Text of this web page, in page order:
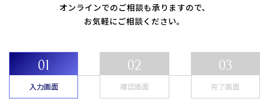
コーポレートサイトTOPへ
MyKomon
オンラインでのご相談も承りますので、
お気軽にご相談ください。
入力画面 確認画面 完了画面